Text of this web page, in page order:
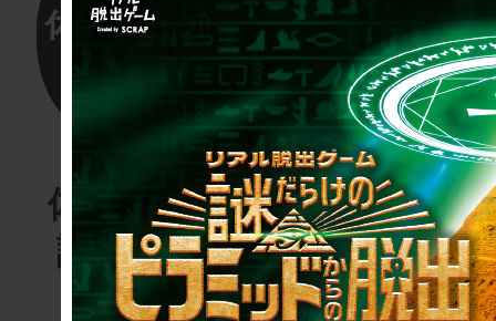
体験する物
語project
リアル脱
ゲーム
for